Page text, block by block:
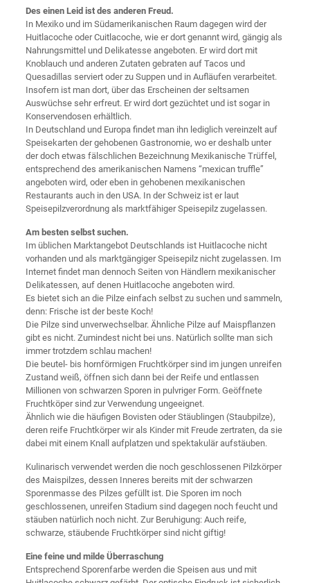
Des einen Leid ist des anderen Freud.
In Mexiko und im Südamerikanischen Raum dagegen wird der
Huitlacoche oder Cuitlacoche, wie er dort genannt wird, gängig als
Nahrungsmittel und Delikatesse angeboten. Er wird dort mit
Knoblauch und anderen Zutaten gebraten auf Tacos und
Quesadillas serviert oder zu Suppen und in Aufläufen verarbeitet.
Insofern ist man dort, über das Erscheinen der seltsamen
Auswüchse sehr erfreut. Er wird dort gezüchtet und ist sogar in
Konservendosen erhältlich.
In Deutschland und Europa findet man ihn lediglich vereinzelt auf
Speisekarten der gehobenen Gastronomie, wo er deshalb unter
der doch etwas fälschlichen Bezeichnung Mexikanische Trüffel,
entsprechend des amerikanischen Namens “mexican truffle”
angeboten wird, oder eben in gehobenen mexikanischen
Restaurants auch in den USA. In der Schweiz ist er laut
Speisepilzverordnung als marktfähiger Speisepilz zugelassen.
Am besten selbst suchen.
Im üblichen Marktangebot Deutschlands ist Huitlacoche nicht
vorhanden und als marktgängiger Speisepilz nicht zugelassen. Im
Internet findet man dennoch Seiten von Händlern mexikanischer
Delikatessen, auf denen Huitlacoche angeboten wird.
Es bietet sich an die Pilze einfach selbst zu suchen und sammeln,
denn: Frische ist der beste Koch!
Die Pilze sind unverwechselbar. Ähnliche Pilze auf Maispflanzen
gibt es nicht. Zumindest nicht bei uns. Natürlich sollte man sich
immer trotzdem schlau machen!
Die beutel- bis hornförmigen Fruchtkörper sind im jungen unreifen
Zustand weiß, öffnen sich dann bei der Reife und entlassen
Millionen von schwarzen Sporen in pulvriger Form. Geöffnete
Fruchtköper sind zur Verwendung ungeeignet.
Ähnlich wie die häufigen Bovisten oder Stäublingen (Staubpilze),
deren reife Fruchtkörper wir als Kinder mit Freude zertraten, da sie
dabei mit einem Knall aufplatzen und spektakulär aufstäuben.
Kulinarisch verwendet werden die noch geschlossenen Pilzkörper
des Maispilzes, dessen Inneres bereits mit der schwarzen
Sporenmasse des Pilzes gefüllt ist. Die Sporen im noch
geschlossenen, unreifen Stadium sind dagegen noch feucht und
stäuben natürlich noch nicht. Zur Beruhigung: Auch reife,
schwarze, stäubende Fruchtkörper sind nicht giftig!
Eine feine und milde Überraschung
Entsprechend Sporenfarbe werden die Speisen aus und mit